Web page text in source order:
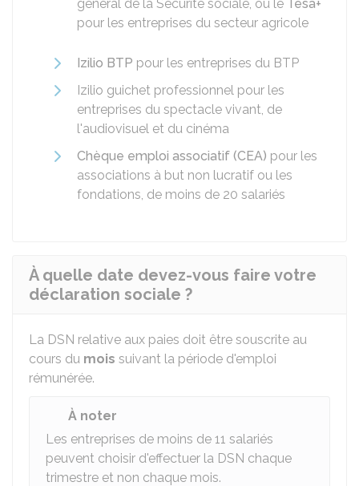
général de la Sécurité sociale, ou le Tesa+
pour les entreprises du secteur agricole
Izilio BTP pour les entreprises du BTP
Izilio guichet professionnel pour les
entreprises du spectacle vivant, de
l'audiovisuel et du cinéma
Chèque emploi associatif (CEA) pour les
associations à but non lucratif ou les
fondations, de moins de 20 salariés
À quelle date devez-vous faire votre
déclaration sociale ?
La DSN relative aux paies doit être souscrite au
cours du mois suivant la période d'emploi
rémunérée.
À noter
Les entreprises de moins de 11 salariés
peuvent choisir d'effectuer la DSN chaque
trimestre et non chaque mois.